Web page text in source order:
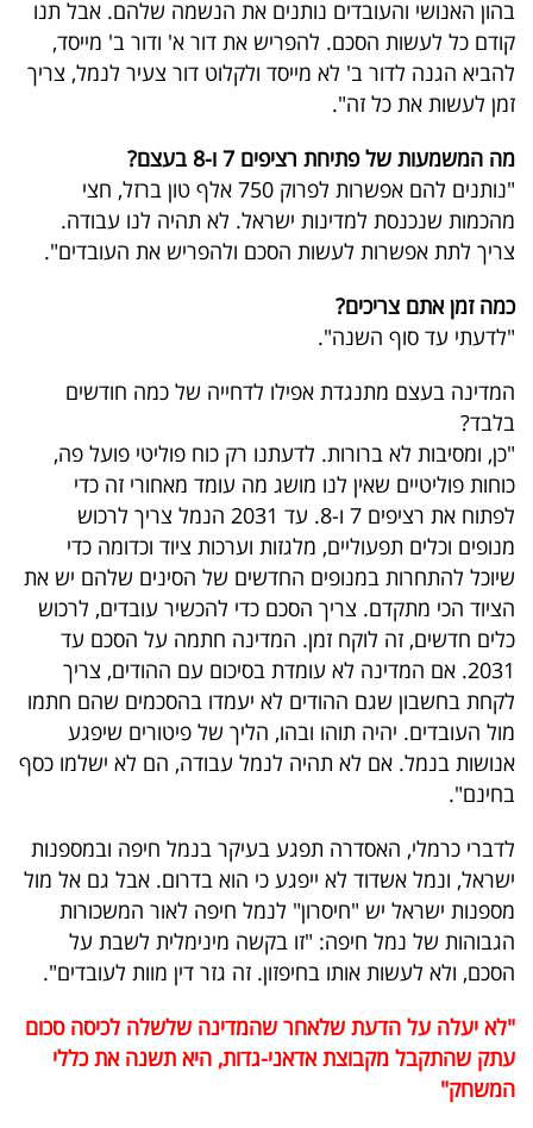
בהון האנושי והעובדים נותנים את הנשמה שלהם. אבל תנו
קודם כל לעשות הסכם. להפריש את דור א' ודור ב' מייסד,
להביא הגנה לדור ב' לא מייסד ולקלוט דור צעיר לנמל, צריך
זמן לעשות את כל זה".
מה המשמעות של פתיחת רציפים 7 ו-8 בעצם?
"נותנים להם אפשרות לפרוק 750 אלף טון ברזל, חצי
מהכמות שנכנסת למדינות ישראל. לא תהיה לנו עבודה.
צריך לתת אפשרות לעשות הסכם ולהפריש את העובדים".
כמה זמן אתם צריכים?
"לדעתי עד סוף השנה".
המדינה בעצם מתנגדת אפילו לדחייה של כמה חודשים
בלבד?
"כן, ומסיבות לא ברורות. לדעתנו רק כוח פוליטי פועל פה,
כוחות פוליטיים שאין לנו מושג מה עומד מאחורי זה כדי
לפתוח את רציפים 7 ו-8. עד 2031 הנמל צריך לרכוש
מנופים וכלים תפעוליים, מלגזות וערכות ציוד וכדומה כדי
שיוכל להתחרות במנופים החדשים של הסינים שלהם יש את
הציוד הכי מתקדם. צריך הסכם כדי להכשיר עובדים, לרכוש
כלים חדשים, זה לוקח זמן. המדינה חתמה על הסכם עד
2031. אם המדינה לא עומדת בסיכום עם ההודים, צריך
לקחת בחשבון שגם ההודים לא יעמדו בהסכמים שהם חתמו
מול העובדים. יהיה תוהו ובהו, הליך של פיטורים שיפגע
אנושות בנמל. אם לא תהיה לנמל עבודה, הם לא ישלמו כסף
בחינם".
לדברי כרמלי, האסדרה תפגע בעיקר בנמל חיפה ובמספנות
ישראל, ונמל אשדוד לא ייפגע כי הוא בדרום. אבל גם אל מול
מספנות ישראל יש "חיסרון" לנמל חיפה לאור המשכורות
הגבוהות של נמל חיפה: "זו בקשה מינימלית לשבת על
הסכם, ולא לעשות אותו בחיפזון. זה גזר דין מוות לעובדים".
"לא יעלה על הדעת שלאחר שהמדינה שלשלה לכיסה סכום
עתק שהתקבל מקבוצת אדאני-גדות, היא תשנה את כללי
המשחק"